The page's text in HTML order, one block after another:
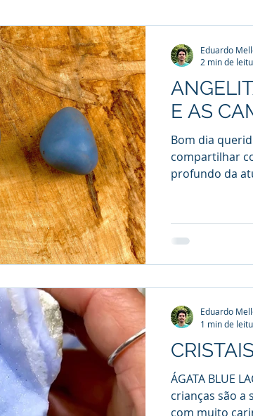
E AS
Bom dia
compartilhar
profundo da
Eduardo
2 min de
ÁGATA BLUE
crianças são a
com muito
Eduardo
1 min de